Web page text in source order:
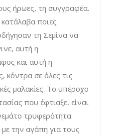
ήρωες, τη συγγραφέα.
ποιες
τη Σεμίνα να
αυτή η
και αυτή η
κόντρα σε όλες τις
μαλακίες. Το υπέροχο
που έφτιαξε, είναι
τρυφερότητα.
την αγάπη για τους